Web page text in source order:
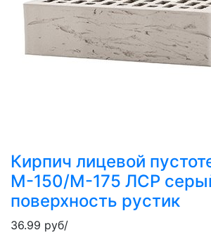
Кирпич лицевой
М-150/М-175 ЛСР
поверхность рустик
36.99 руб/